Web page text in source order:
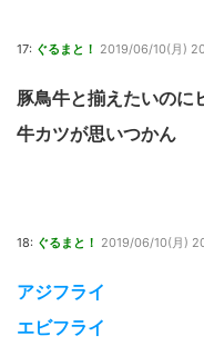
17: ぐるまと！ 2019/06/10(月)
豚鳥牛と揃えたいのに
牛カツが思いつかん
18: ぐるまと！ 2019/06/10(月)
アジフライ
エビフライ